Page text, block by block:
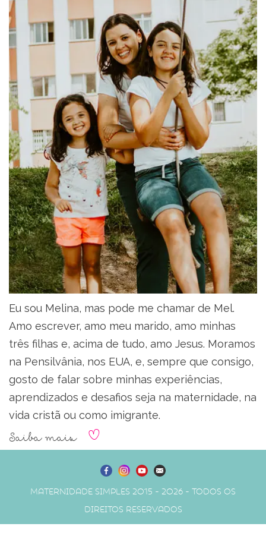
Eu sou Melina, mas pode me chamar de Mel.
Amo escrever, amo meu marido, amo minhas
três filhas e, acima de tudo, amo Jesus. Moramos
na Pensilvânia, nos EUA, e, sempre que consigo,
gosto de falar sobre minhas experiências,
aprendizados e desafios seja na maternidade, na
vida cristã ou como imigrante.
Saiba mais
Maternidade Simples 2015 - 2026 - Todos os
direitos reservados